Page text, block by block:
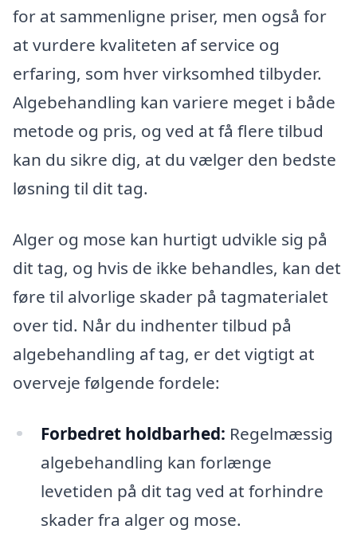
for at sammenligne priser, men også for
at vurdere kvaliteten af service og
erfaring, som hver virksomhed tilbyder.
Algebehandling kan variere meget i både
metode og pris, og ved at få flere tilbud
kan du sikre dig, at du vælger den bedste
løsning til dit tag.
Alger og mose kan hurtigt udvikle sig på
dit tag, og hvis de ikke behandles, kan det
føre til alvorlige skader på tagmaterialet
over tid. Når du indhenter tilbud på
algebehandling af tag, er det vigtigt at
overveje følgende fordele:
Forbedret holdbarhed: Regelmæssig
algebehandling kan forlænge
levetiden på dit tag ved at forhindre
skader fra alger og mose.